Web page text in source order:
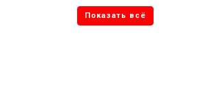
от 50 мин